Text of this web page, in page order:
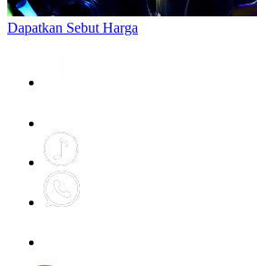
Dapatkan Sebut Harga